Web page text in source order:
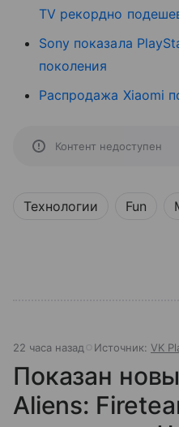
TV рекордно
Sony показала
поколения
Распродажа Xiaomi
Контент недоступен
Технологии Fun
22 часа назад Источник: VK
Показан
Aliens: